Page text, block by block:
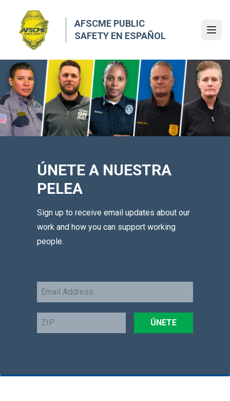
content
AFSCME PUBLIC
SAFETY EN ESPAÑOL
ÚNETE A NUESTRA
PELEA
Sign up to receive email updates about our
work and how you can support working
people.
Email
Address
ZIP
ÚNETE